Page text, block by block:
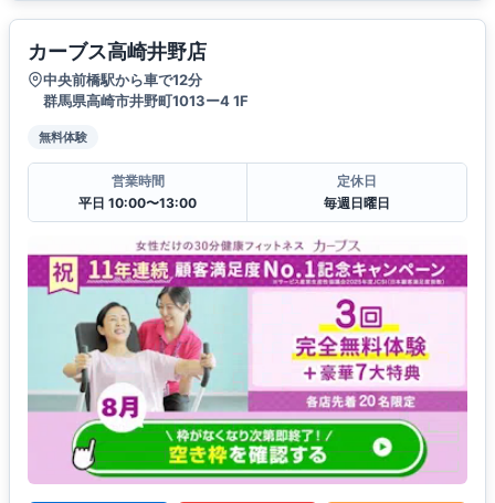
カーブス高崎井野店
中央前橋駅から車で12分
群馬県高崎市井野町1013ー4 1F
無料体験
営業時間
平日 10:00〜13:00
定休日
毎週日曜日